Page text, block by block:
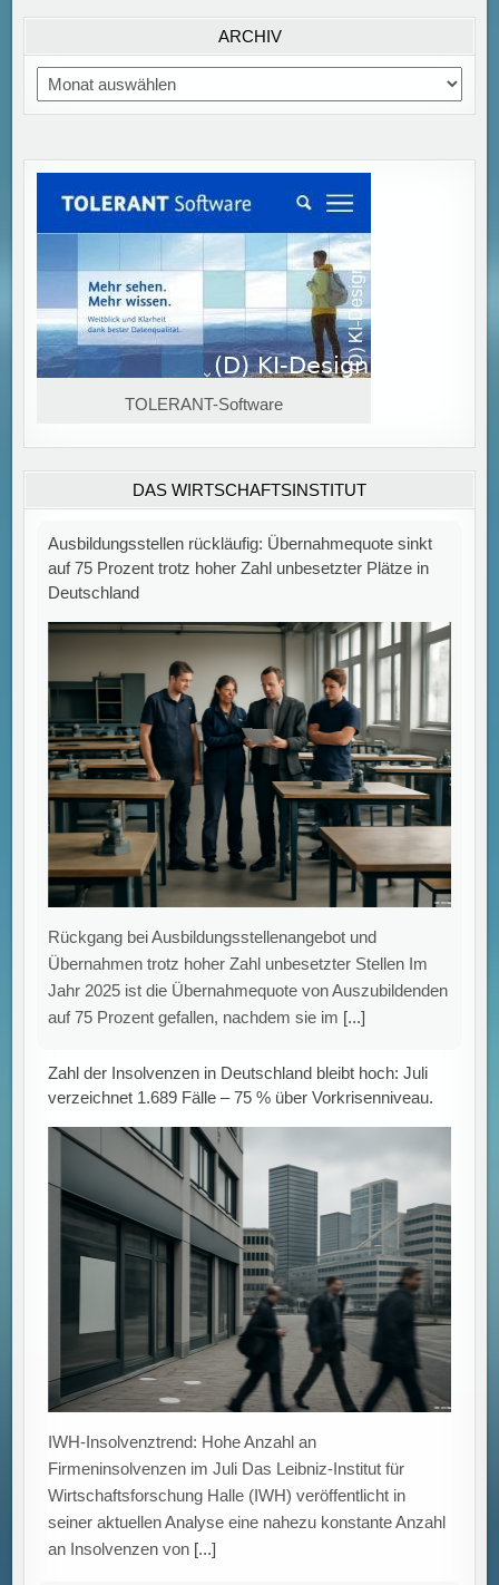
ARCHIV
Archiv
TOLERANT-Software
DAS WIRTSCHAFTSINSTITUT
Ausbildungsstellen rückläufig: Übernahmequote sinkt
Deutschland
Rückgang bei Ausbildungsstellenangebot und
Jahr 2025 ist die Übernahmequote von Auszubildenden
auf 75 Prozent gefallen, nachdem sie im[...]
Zahl der Insolvenzen in Deutschland bleibt hoch: Juli
IWH-Insolvenztrend: Hohe Anzahl an
Wirtschaftsforschung Halle (IWH) veröffentlicht in
seiner aktuellen Analyse eine nahezu konstante Anzahl
an Insolvenzen von[...]
Eltern bereit zu zahlen: Soziale Faktoren beeinflussen